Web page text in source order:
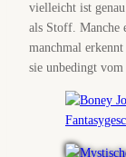
vielleicht ist
als Stoff. Manche
manchmal erkennt
sie unbedingt